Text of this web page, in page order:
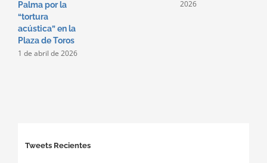
Palma por la
“tortura
acústica” en la
Plaza de Toros
1 de abril de 2026
2026
Tweets Recientes